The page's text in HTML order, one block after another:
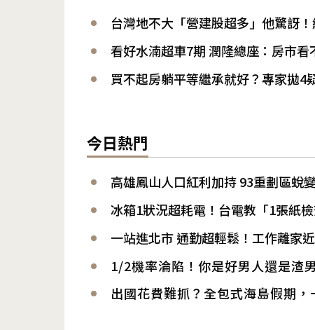
台灣地不大「營建股超多」他驚訝
看好水湳超車7期 潤隆總座：房市看
買不起房躺平等繼承就好？專家拋4
今日熱門
高雄鳳山人口紅利加持 93重劃區蛻
冰箱1狀況超耗電！台電教「1張紙
一站進北市 通勤超輕鬆！工作離家
1/2機率淪陷！你是好男人還是渣
出國花費難抓？全包式海島假期